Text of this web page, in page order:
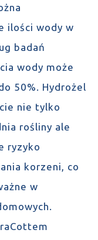
ilości wody w
badań
wody może
50%. Hydrożel
nie tylko
rośliny ale
ryzyko
korzeni, co
w